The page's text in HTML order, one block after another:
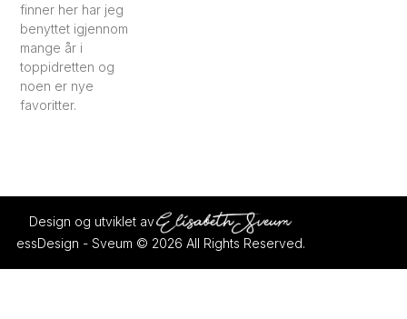
finner her har jeg
benyttet igjennom
mange år i
toppidretten og
noen er nye
favoritter.
Design og utviklet av
essDesign - Sveum © 2026 All Rights Reserved.